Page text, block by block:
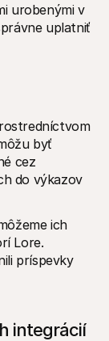
urobenými v
uplatniť
byť
do výkazov
ich
Lore.
príspevky
integrácií